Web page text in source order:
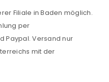
Filiale in Baden möglich.
per
Paypal. Versand nur
mit der